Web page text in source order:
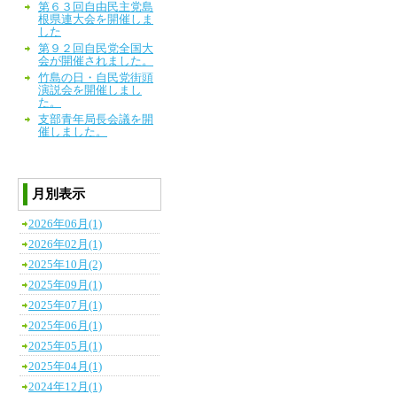
第６３回自由民主党島
根県連大会を開催しま
した
第９２回自民党全国大
会が開催されました。
竹島の日・自民党街頭
演説会を開催しまし
た。
支部青年局長会議を開
催しました。
月別表示
2026年06月(1)
2026年02月(1)
2025年10月(2)
2025年09月(1)
2025年07月(1)
2025年06月(1)
2025年05月(1)
2025年04月(1)
2024年12月(1)